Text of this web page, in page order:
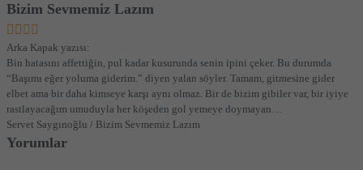
Bizim Sevmemiz Lazım
Arka Kapak yazısı:
Bin hatasını affettiğin, pul kadar kusurunda senin ipini çeker. Bu durumda
“Başımı eğer yoluma giderim.” diyen yalan söyler. Tamam, gitmesine gider
elbet ama bir daha kimseye karşı aynı olmaz. Bir de bizim gibiler var, bir iyiye
rastlayacağım umuduyla her köşeden gol yemeye doymayan…
Servet Saygınoğlu / Bizim Sevmemiz Lazım
Yorumlar